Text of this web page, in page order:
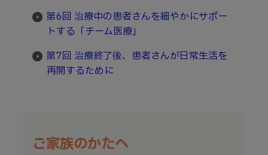
第6回 治療中の患者さんを細やかにサポー
トする「チーム医療」
第7回 治療終了後、患者さんが日常生活を
再開するために
ご家族のかたへ